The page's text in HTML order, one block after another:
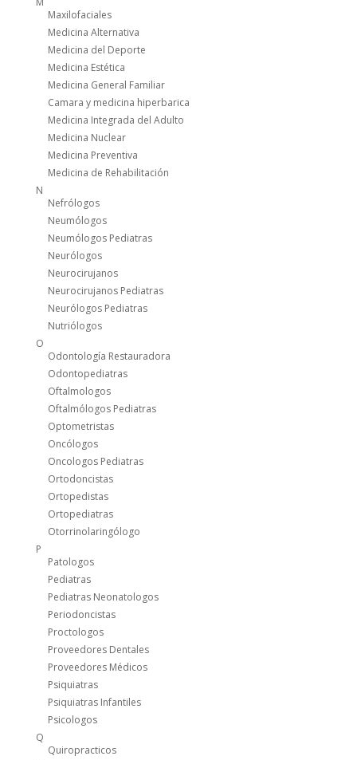
Maxilofaciales
Medicina Alternativa
Medicina del Deporte
Medicina Estética
Medicina General Familiar
Camara y medicina hiperbarica
Medicina Integrada del Adulto
Medicina Nuclear
Medicina Preventiva
Medicina de Rehabilitación
N
Nefrólogos
Neumólogos
Neumólogos Pediatras
Neurólogos
Neurocirujanos
Neurocirujanos Pediatras
Neurólogos Pediatras
Nutriólogos
O
Odontología Restauradora
Odontopediatras
Oftalmologos
Oftalmólogos Pediatras
Optometristas
Oncólogos
Oncologos Pediatras
Ortodoncistas
Ortopedistas
Ortopediatras
Otorrinolaringólogo
P
Patologos
Pediatras
Pediatras Neonatologos
Periodoncistas
Proctologos
Proveedores Dentales
Proveedores Médicos
Psiquiatras
Psiquiatras Infantiles
Psicologos
Q
Quiropracticos